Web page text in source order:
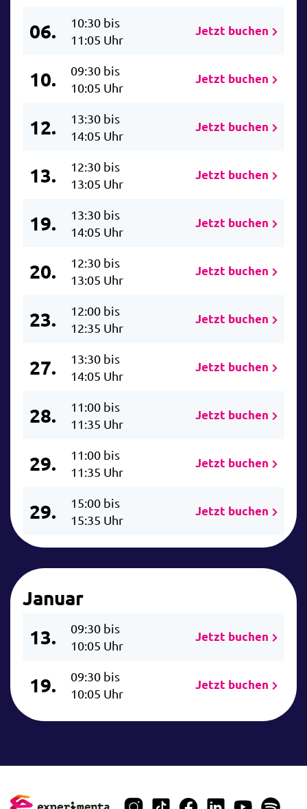
06.
10:30 bis
11:05 Uhr
Jetzt buchen
10.
09:30 bis
10:05 Uhr
Jetzt buchen
12.
13:30 bis
14:05 Uhr
Jetzt buchen
13.
12:30 bis
13:05 Uhr
Jetzt buchen
19.
13:30 bis
14:05 Uhr
Jetzt buchen
20.
12:30 bis
13:05 Uhr
Jetzt buchen
23.
12:00 bis
12:35 Uhr
Jetzt buchen
27.
13:30 bis
14:05 Uhr
Jetzt buchen
28.
11:00 bis
11:35 Uhr
Jetzt buchen
29.
11:00 bis
11:35 Uhr
Jetzt buchen
29.
15:00 bis
15:35 Uhr
Jetzt buchen
Januar
13.
09:30 bis
10:05 Uhr
Jetzt buchen
19.
09:30 bis
10:05 Uhr
Jetzt buchen